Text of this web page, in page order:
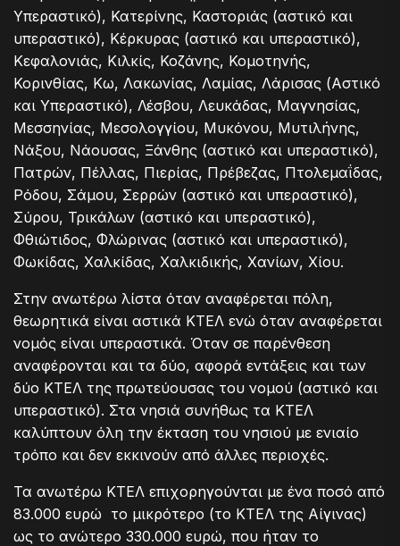
Υπεραστικό), Κατερίνης, Καστοριάς (αστικό και
υπεραστικό), Κέρκυρας (αστικό και υπεραστικό),
Κεφαλονιάς, Κιλκίς, Κοζάνης, Κομοτηνής,
Κορινθίας, Κω, Λακωνίας, Λαμίας, Λάρισας (Αστικό
και Υπεραστικό), Λέσβου, Λευκάδας, Μαγνησίας,
Μεσσηνίας, Μεσολογγίου, Μυκόνου, Μυτιλήνης,
Νάξου, Νάουσας, Ξάνθης (αστικό και υπεραστικό),
Πατρών, Πέλλας, Πιερίας, Πρέβεζας, Πτολεμαΐδας,
Ρόδου, Σάμου, Σερρών (αστικό και υπεραστικό),
Σύρου, Τρικάλων (αστικό και υπεραστικό),
Φθιώτιδος, Φλώρινας (αστικό και υπεραστικό),
Φωκίδας, Χαλκίδας, Χαλκιδικής, Χανίων, Χίου.
Στην ανωτέρω λίστα όταν αναφέρεται πόλη,
θεωρητικά είναι αστικά ΚΤΕΛ ενώ όταν αναφέρεται
νομός είναι υπεραστικά. Όταν σε παρένθεση
αναφέρονται και τα δύο, αφορά εντάξεις και των
δύο ΚΤΕΛ της πρωτεύουσας του νομού (αστικό και
υπεραστικό). Στα νησιά συνήθως τα ΚΤΕΛ
καλύπτουν όλη την έκταση του νησιού με ενιαίο
τρόπο και δεν εκκινούν από άλλες περιοχές.
Τα ανωτέρω ΚΤΕΛ επιχορηγούνται με ένα ποσό από
83.000 ευρώ το μικρότερο (το ΚΤΕΛ της Αίγινας)
ως το ανώτερο 330.000 ευρώ, που ήταν το